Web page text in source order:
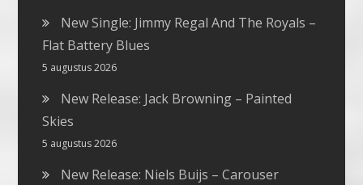
New Single: Jimmy Regal And The Royals –
Flat Battery Blues
5 augustus 2026
New Release: Jack Browning – Painted
Skies
5 augustus 2026
New Release: Niels Buijs – Carouser